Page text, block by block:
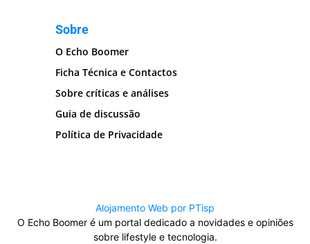
Sobre
O Echo Boomer
Ficha Técnica e Contactos
Sobre críticas e análises
Guia de discussão
Política de Privacidade
Alojamento Web por PTisp
O Echo Boomer é um portal dedicado a novidades e opiniões
sobre lifestyle e tecnologia.